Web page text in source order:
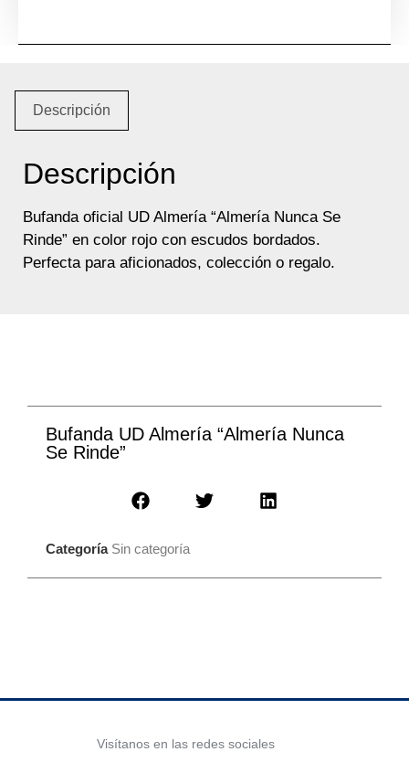
Descripción
Descripción
Bufanda oficial UD Almería “Almería Nunca Se
Rinde” en color rojo con escudos bordados.
Perfecta para aficionados, colección o regalo.
Bufanda UD Almería “Almería Nunca
Se Rinde”
Categoría Sin categoría
Visítanos en las redes sociales